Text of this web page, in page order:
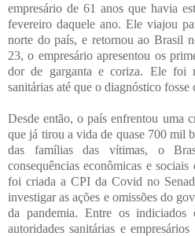
empresário de 61 anos que havia
fevereiro daquele ano. Ele viajou
norte do país, e retornou ao Brasil
23, o empresário apresentou os
dor de garganta e coriza. Ele foi
sanitárias até que o diagnóstico fosse
Desde então, o país enfrentou uma
que já tirou a vida de quase 700 mil
das famílias das vítimas, o
consequências econômicas e
foi criada a CPI da Covid no
investigar as ações e omissões do
da pandemia. Entre os indiciados
autoridades sanitárias e